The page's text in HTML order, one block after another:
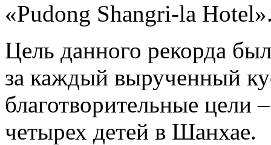
«Pudong Shangri-la
Цель данного рекорда
за каждый вырученный
благотворительные цели
четырех детей в Шанхае.